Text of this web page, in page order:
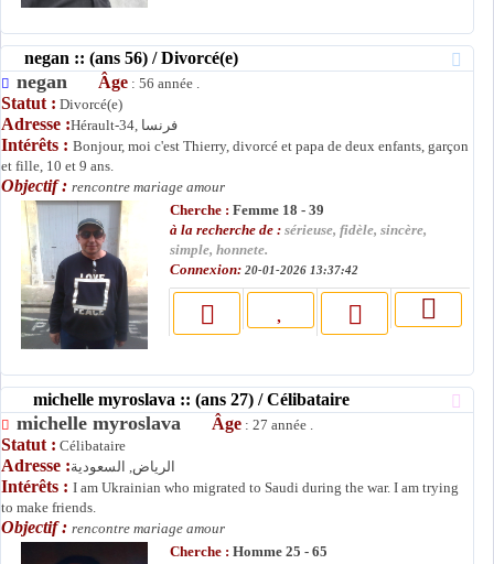
negan :: (ans 56) / Divorcé(e)
negan Âge : 56 année .
Statut : Divorcé(e)
Adresse : Hérault-34, فرنسا
Intérêts : Bonjour, moi c'est Thierry, divorcé et papa de deux enfants, garçon
et fille, 10 et 9 ans.
Objectif : rencontre mariage amour
Cherche : Femme 18 - 39
à la recherche de : sérieuse, fidèle, sincère,
simple, honnete.
Connexion: 20-01-2026 13:37:42
michelle myroslava :: (ans 27) / Célibataire
michelle myroslava Âge : 27 année .
Statut : Célibataire
Adresse :الرياض, السعودية
Intérêts : I am Ukrainian who migrated to Saudi during the war. I am trying
to make friends.
Objectif : rencontre mariage amour
Cherche : Homme 25 - 65